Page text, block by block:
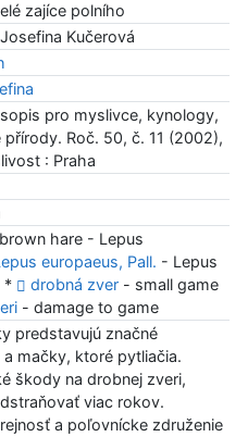
zajíce polního
Kučerová
pro myslivce, kynology,
přírody. Roč. 50, č. 11 (2002),
: Praha
hare - Lepus
europaeus, Pall. - Lepus
*
drobná zver- small game
- damage to game
predstavujú značné
mačky, ktoré pytliačia.
škody na drobnej zveri,
viac rokov.
a poľovnícke združenie